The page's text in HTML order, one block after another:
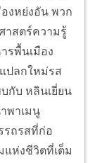
งหย่งอัน พวก
าสตร์ความรู้
รพื้นเมือง
ปลกใหม่รส
กับ หลินเยี่ยน
พาเมนู
รถรสที่ก่อ
แห่งชีวิตที่เต็ม